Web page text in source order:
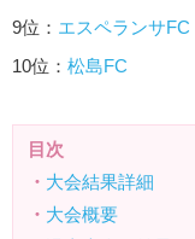
9位： エスペランサFC
10位： 松島FC
目次
・ 大会結果詳細
・ 大会概要